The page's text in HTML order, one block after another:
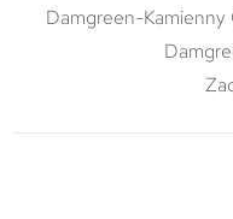
Damgreen-Kamienny